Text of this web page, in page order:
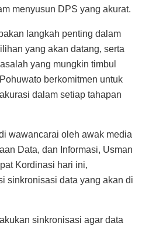
menyusun DPS yang akurat.
langkah penting dalam
yang akan datang, serta
yang mungkin timbul
berkomitmen untuk
dalam setiap tahapan
wawancarai oleh awak media
Data, dan Informasi, Usman
Kordinasi hari ini,
sinkronisasi data yang akan di
sinkronisasi agar data